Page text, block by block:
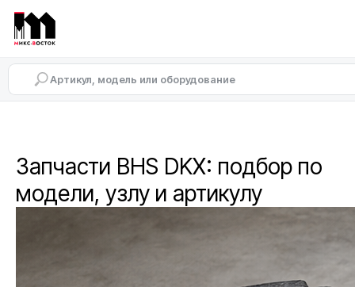
Запчасти BHS DKX: подбор по
модели, узлу и артикулу